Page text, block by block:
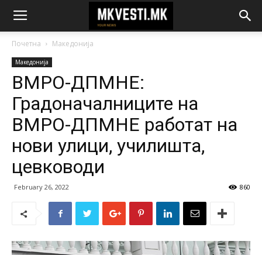
Почетна Македонија
Македонија
ВМРО-ДПМНЕ:
Градоначалниците на
ВМРО-ДПМНЕ работат на
нови улици, училишта,
цевководи
February 26, 2022 860